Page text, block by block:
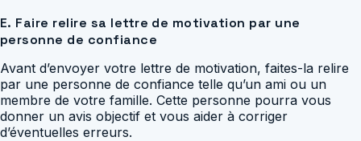
E. Faire relire sa lettre de motivation par une
personne de confiance
Avant d’envoyer votre lettre de motivation, faites-la relire
par une personne de confiance telle qu’un ami ou un
membre de votre famille. Cette personne pourra vous
donner un avis objectif et vous aider à corriger
d’éventuelles erreurs.